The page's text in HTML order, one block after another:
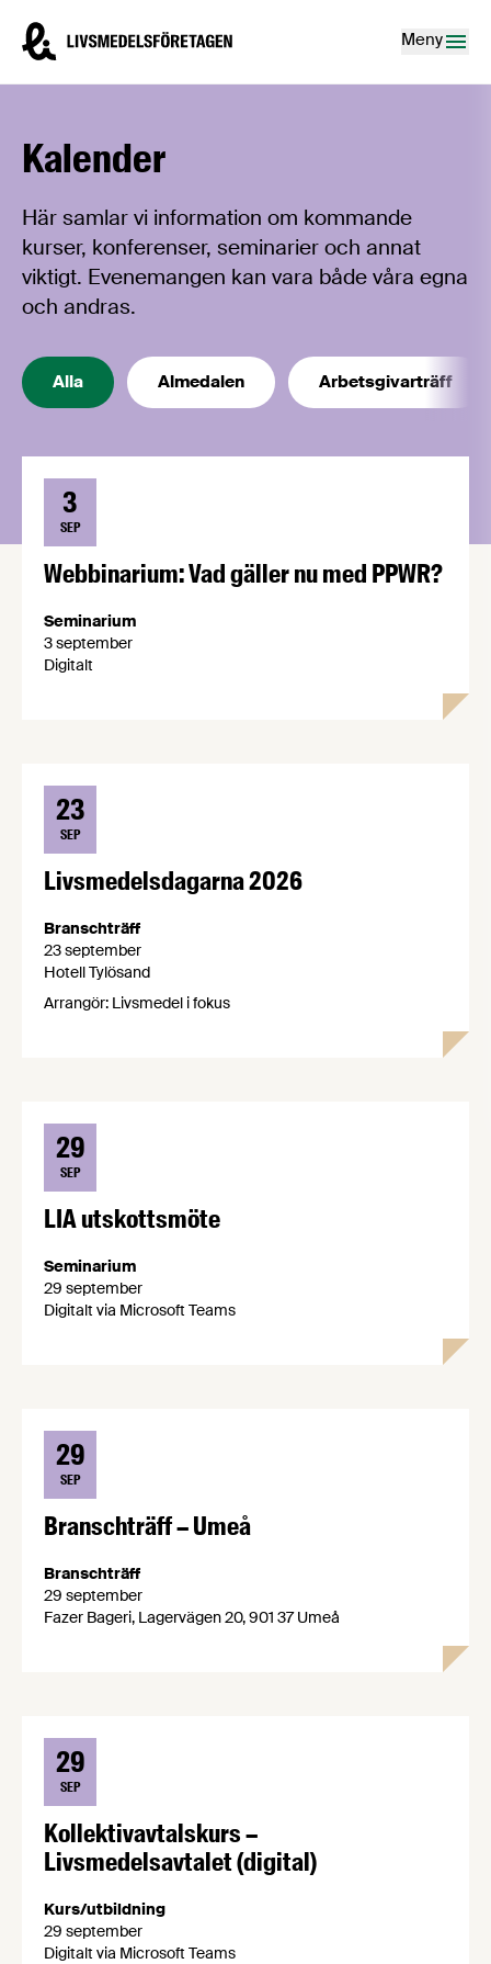
Livsmedelsföretagen – till startsidan
Meny
Kalender
Här samlar vi information om kommande
kurser, konferenser, seminarier och annat
viktigt. Evenemangen kan vara både våra egna
och andras.
Alla Almedalen Arbetsgivarträff
Webbinarium: Vad gäller nu med PPWR?
3
SEP
Seminarium
3 september
Digitalt
Livsmedelsdagarna 2026
23
SEP
Branschträff
23 september
Hotell Tylösand
Arrangör: Livsmedel i fokus
LIA utskottsmöte
29
SEP
Seminarium
29 september
Digitalt via Microsoft Teams
Branschträff – Umeå
29
SEP
Branschträff
29 september
Fazer Bageri, Lagervägen 20, 901 37 Umeå
Kollektivavtalskurs –
Livsmedelsavtalet (digital)
29
SEP
Kurs/utbildning
29 september
Digitalt via Microsoft Teams